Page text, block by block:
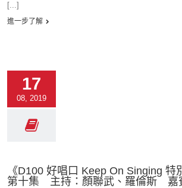
[...]
進一步了解
17
08, 2019
《D100 好唱口 Keep On Singing 特
第十集 主持：顏聯武、羅倫斯 嘉